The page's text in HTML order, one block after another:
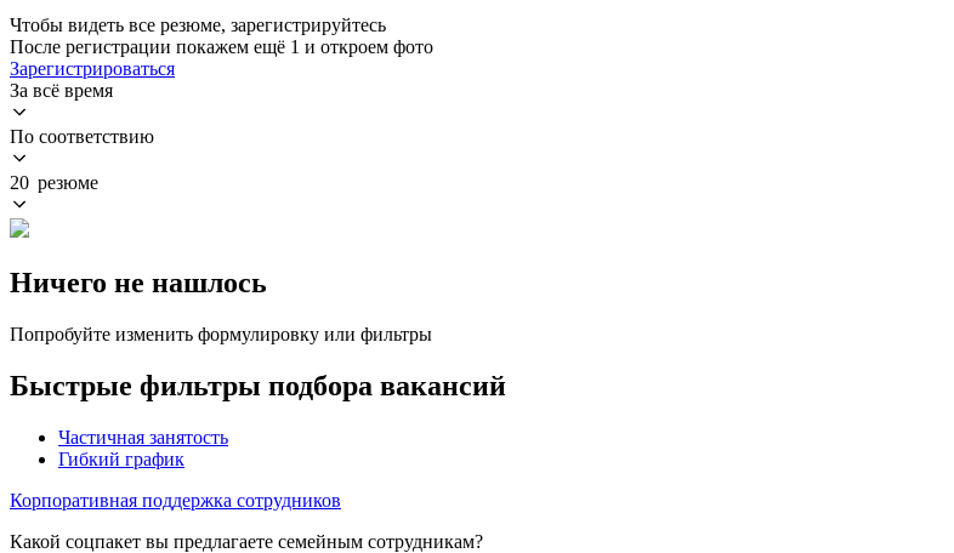
Чтобы видеть все резюме, зарегистрируйтесь
После регистрации покажем ещё 1 и откроем фото
Зарегистрироваться
За всё время
По соответствию
20 резюме
Ничего не нашлось
Попробуйте изменить формулировку или фильтры
Быстрые фильтры подбора вакансий
Частичная занятость
Гибкий график
Корпоративная поддержка сотрудников
Какой соцпакет вы предлагаете семейным сотрудникам?